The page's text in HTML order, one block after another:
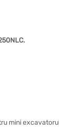
mini